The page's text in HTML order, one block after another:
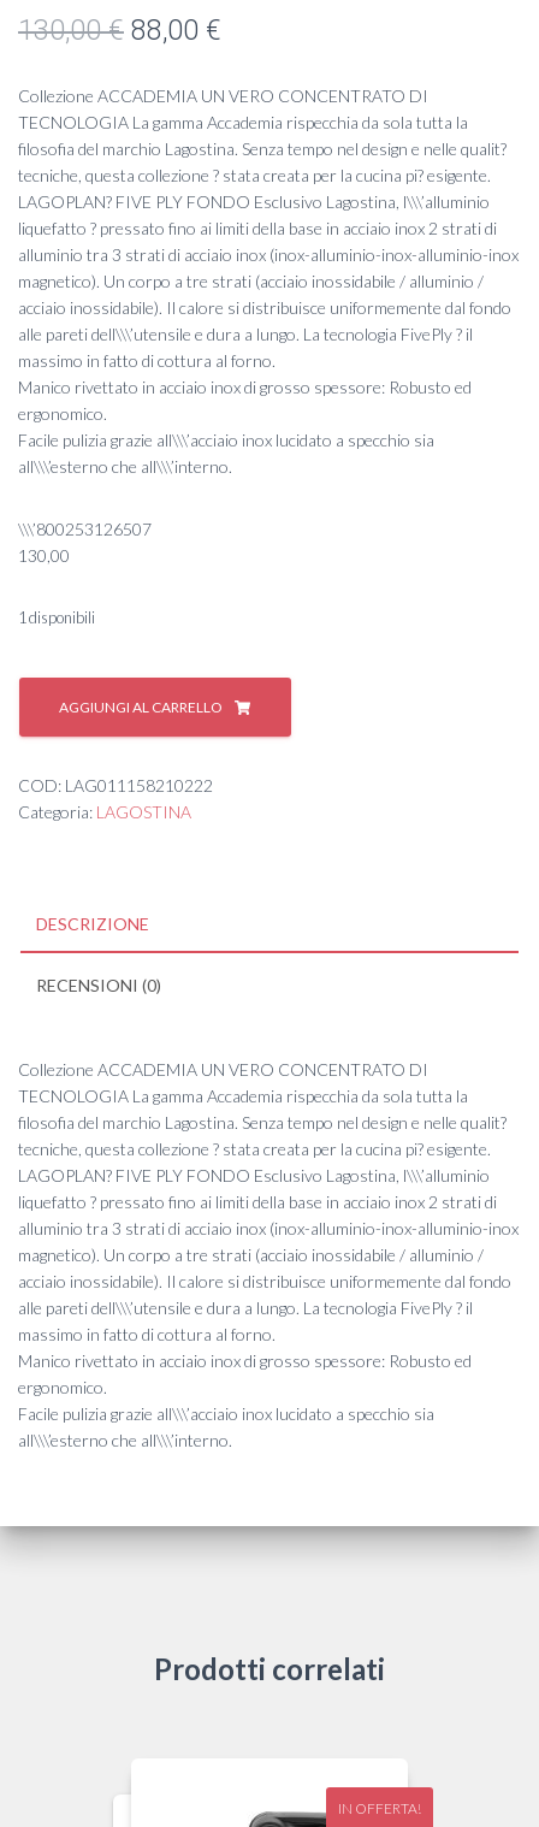
130,00€ Il
originale
era:
130,00 €.
88,00 €
attuale
è:
88,00 €.
Collezione ACCADEMIA UN VERO CONCENTRATO DI
TECNOLOGIA La gamma Accademia rispecchia da sola tutta la
filosofia del marchio Lagostina. Senza tempo nel design e nelle qualit?
tecniche, questa collezione ? stata creata per la cucina pi? esigente.
LAGOPLAN? FIVE PLY FONDO Esclusivo Lagostina, l\\\’alluminio
liquefatto ? pressato fino ai limiti della base in acciaio inox 2 strati di
alluminio tra 3 strati di acciaio inox (inox-alluminio-inox-alluminio-inox
magnetico). Un corpo a tre strati (acciaio inossidabile / alluminio /
acciaio inossidabile). Il calore si distribuisce uniformemente dal fondo
alle pareti dell\\\’utensile e dura a lungo. La tecnologia FivePly ? il
massimo in fatto di cottura al forno.
Manico rivettato in acciaio inox di grosso spessore: Robusto ed
ergonomico.
Facile pulizia grazie all\\\’acciaio inox lucidato a specchio sia
all\\\’esterno che all\\\’interno.
\\\’800253126507
130,00
1 disponibili
#
CUOCIVAPORE
ACCADEMIA
quantità
AGGIUNGI AL CARRELLO
COD: LAG011158210222
Categoria: LAGOSTINA
DESCRIZIONE
RECENSIONI (0)
Collezione ACCADEMIA UN VERO CONCENTRATO DI
TECNOLOGIA La gamma Accademia rispecchia da sola tutta la
filosofia del marchio Lagostina. Senza tempo nel design e nelle qualit?
tecniche, questa collezione ? stata creata per la cucina pi? esigente.
LAGOPLAN? FIVE PLY FONDO Esclusivo Lagostina, l\\\’alluminio
liquefatto ? pressato fino ai limiti della base in acciaio inox 2 strati di
alluminio tra 3 strati di acciaio inox (inox-alluminio-inox-alluminio-inox
magnetico). Un corpo a tre strati (acciaio inossidabile / alluminio /
acciaio inossidabile). Il calore si distribuisce uniformemente dal fondo
alle pareti dell\\\’utensile e dura a lungo. La tecnologia FivePly ? il
massimo in fatto di cottura al forno.
Manico rivettato in acciaio inox di grosso spessore: Robusto ed
ergonomico.
Facile pulizia grazie all\\\’acciaio inox lucidato a specchio sia
all\\\’esterno che all\\\’interno.
Prodotti correlati
IN OFFERTA!